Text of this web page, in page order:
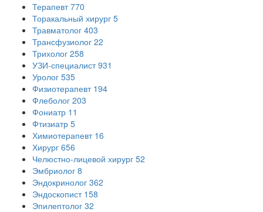
Терапевт 770
Торакальный хирург 5
Травматолог 403
Трансфузиолог 22
Трихолог 258
УЗИ-специалист 931
Уролог 535
Физиотерапевт 194
Флеболог 203
Фониатр 11
Фтизиатр 5
Химиотерапевт 16
Хирург 656
Челюстно-лицевой хирург 52
Эмбриолог 8
Эндокринолог 362
Эндоскопист 158
Эпилептолог 32